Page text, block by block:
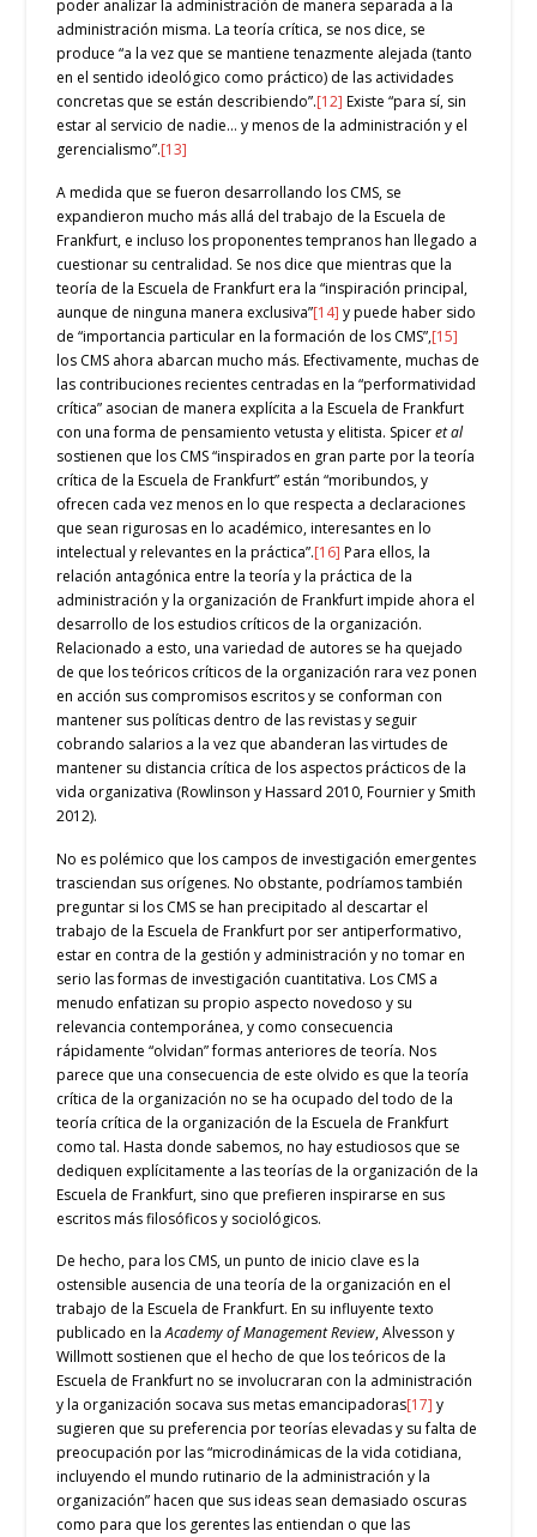
poder analizar la administración de manera separada a la
administración misma. La teoría crítica, se nos dice, se
produce “a la vez que se mantiene tenazmente alejada (tanto
en el sentido ideológico como práctico) de las actividades
concretas que se están describiendo”.[12] Existe “para sí, sin
estar al servicio de nadie… y menos de la administración y el
gerencialismo”.[13]
A medida que se fueron desarrollando los CMS, se
expandieron mucho más allá del trabajo de la Escuela de
Frankfurt, e incluso los proponentes tempranos han llegado a
cuestionar su centralidad. Se nos dice que mientras que la
teoría de la Escuela de Frankfurt era la “inspiración principal,
aunque de ninguna manera exclusiva”[14] y puede haber sido
de “importancia particular en la formación de los CMS”,[15]
los CMS ahora abarcan mucho más. Efectivamente, muchas de
las contribuciones recientes centradas en la “performatividad
crítica” asocian de manera explícita a la Escuela de Frankfurt
con una forma de pensamiento vetusta y elitista. Spiceret al
sostienen que los CMS “inspirados en gran parte por la teoría
crítica de la Escuela de Frankfurt” están “moribundos, y
ofrecen cada vez menos en lo que respecta a declaraciones
que sean rigurosas en lo académico, interesantes en lo
intelectual y relevantes en la práctica”.[16] Para ellos, la
relación antagónica entre la teoría y la práctica de la
administración y la organización de Frankfurt impide ahora el
desarrollo de los estudios críticos de la organización.
Relacionado a esto, una variedad de autores se ha quejado
de que los teóricos críticos de la organización rara vez ponen
en acción sus compromisos escritos y se conforman con
mantener sus políticas dentro de las revistas y seguir
cobrando salarios a la vez que abanderan las virtudes de
mantener su distancia crítica de los aspectos prácticos de la
vida organizativa (Rowlinson y Hassard 2010, Fournier y Smith
2012).
No es polémico que los campos de investigación emergentes
trasciendan sus orígenes. No obstante, podríamos también
preguntar si los CMS se han precipitado al descartar el
trabajo de la Escuela de Frankfurt por ser antiperformativo,
estar en contra de la gestión y administración y no tomar en
serio las formas de investigación cuantitativa. Los CMS a
menudo enfatizan su propio aspecto novedoso y su
relevancia contemporánea, y como consecuencia
rápidamente “olvidan” formas anteriores de teoría. Nos
parece que una consecuencia de este olvido es que la teoría
crítica de la organización no se ha ocupado del todo de la
teoría crítica de la organización de la Escuela de Frankfurt
como tal. Hasta donde sabemos, no hay estudiosos que se
dediquen explícitamente a las teorías de la organización de la
Escuela de Frankfurt, sino que prefieren inspirarse en sus
escritos más filosóficos y sociológicos.
De hecho, para los CMS, un punto de inicio clave es la
ostensible ausencia de una teoría de la organización en el
trabajo de la Escuela de Frankfurt. En su influyente texto
publicado en laAcademy of Management Review, Alvesson y
Willmott sostienen que el hecho de que los teóricos de la
Escuela de Frankfurt no se involucraran con la administración
y la organización socava sus metas emancipadoras[17] y
sugieren que su preferencia por teorías elevadas y su falta de
preocupación por las “microdinámicas de la vida cotidiana,
incluyendo el mundo rutinario de la administración y la
organización” hacen que sus ideas sean demasiado oscuras
como para que los gerentes las entiendan o que las